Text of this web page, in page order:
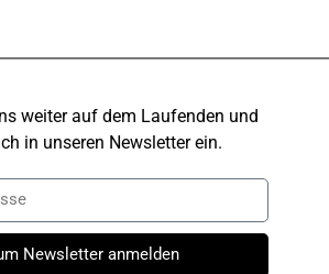
weiter auf dem Laufenden und
in unseren Newsletter ein.
Newsletter anmelden